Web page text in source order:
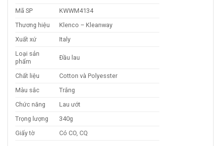
Mã SP
KWWM4134
Thương hiệu
Klenco – Kleanway
Xuất xứ
Italy
Loại sản
phẩm
Đầu lau
Chất liệu
Cotton và Polyesster
Màu sắc
Trắng
Chức năng
Lau ướt
Trọng lượng
340g
Giấy tờ
Có CO, CQ